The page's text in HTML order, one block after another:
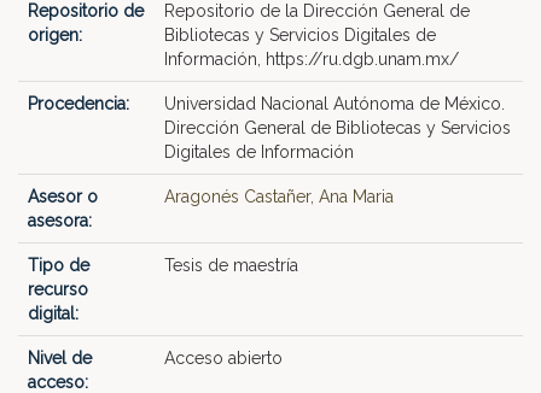
Repositorio de
origen:
Repositorio de la Dirección General de
Bibliotecas y Servicios Digitales de
Información, https://ru.dgb.unam.mx/
Procedencia:
Universidad Nacional Autónoma de México.
Dirección General de Bibliotecas y Servicios
Digitales de Información
Asesor o
asesora:
Aragonés Castañer, Ana Maria
Tipo de
recurso
digital:
Tesis de maestría
Nivel de
acceso:
Acceso abierto